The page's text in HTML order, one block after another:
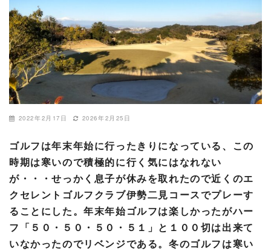
2022年2月17日 2026年2月25日
ゴルフは年末年始に行ったきりになっている、この
時期は寒いので積極的に行く気にはなれない
が・・・せっかく息子が休みを取れたので近くのエ
クセレントゴルフクラブ伊勢二見コースでプレーす
ることにした。年末年始ゴルフは楽しかったがハー
フ「５０・５０・５０・５１」と１００切は出来て
いなかったのでリベンジである。冬のゴルフは寒い